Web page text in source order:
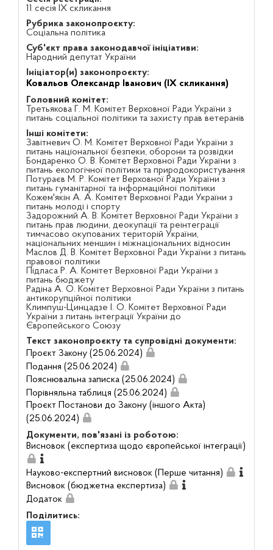
11 сесія IX скликання
Рубрика законопроєкту:
Соціальна політика
Суб'єкт права законодавчої ініціативи:
Народний депутат України
Ініціатор(и) законопроєкту:
Ковальов Олександр Іванович (IX скликання)
Головний комітет:
Третьякова Г. М. Комітет Верховної Ради України з
питань соціальної політики та захисту прав ветеранів
Інші комітети:
Завітневич О. М. Комітет Верховної Ради України з
питань національної безпеки, оборони та розвідки
Бондаренко О. В. Комітет Верховної Ради України з
питань екологічної політики та природокористування
Потураєв М. Р. Комітет Верховної Ради України з
питань гуманітарної та інформаційної політики
Кожем'якін А. А. Комітет Верховної Ради України з
питань молоді і спорту
Задорожний А. В. Комітет Верховної Ради України з
питань прав людини, деокупації та реінтеграції
тимчасово окупованих територій України,
національних меншин і міжнаціональних відносин
Маслов Д. В. Комітет Верховної Ради України з питань
правової політики
Підласа Р. А. Комітет Верховної Ради України з
питань бюджету
Радіна А. О. Комітет Верховної Ради України з питань
антикорупційної політики
Климпуш-Цинцадзе І. О. Комітет Верховної Ради
України з питань інтеграції України до
Європейського Союзу
Текст законопроєкту та супровідні документи:
Проєкт Закону (25.06.2024)
Подання (25.06.2024)
Пояснювальна записка (25.06.2024)
Порівняльна таблиця (25.06.2024)
Проєкт Постанови до Закону (іншого Акта)
(25.06.2024)
Документи, пов'язані із роботою:
Висновок (експертиза щодо європейської інтеграції)
Науково-експертний висновок (Перше читання)
Висновок (бюджетна експертиза)
Додаток
Поділитись: